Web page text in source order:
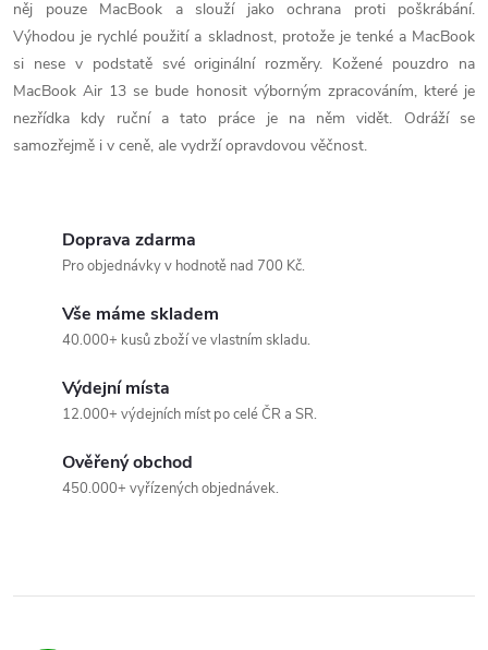
r
v
k
y
něj pouze MacBook a slouží jako ochrana proti poškrábání.
Výhodou je rychlé použití a skladnost, protože je tenké a MacBook
si nese v podstatě své originální rozměry. Kožené pouzdro na
MacBook Air 13 se bude honosit výborným zpracováním, které je
nezřídka kdy ruční a tato práce je na něm vidět. Odráží se
samozřejmě i v ceně, ale vydrží opravdovou věčnost.
Doprava zdarma
Pro objednávky v hodnotě nad 700 Kč.
Vše máme skladem
40.000+ kusů zboží ve vlastním skladu.
Výdejní místa
12.000+ výdejních míst po celé ČR a SR.
Ověřený obchod
450.000+ vyřízených objednávek.